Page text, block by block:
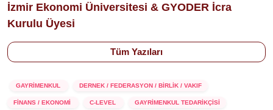
İzmir Ekonomi Üniversitesi & GYODER İcra
Kurulu Üyesi
Tüm Yazıları
GAYRİMENKUL DERNEK / FEDERASYON / BİRLİK / VAKIF
FİNANS / EKONOMİ C-LEVEL GAYRİMENKUL TEDARİKÇİSİ